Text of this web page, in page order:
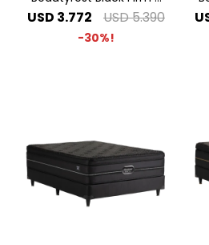
1.40 x 1.90 2 Plazas
USD 3.772 USD5.390
30